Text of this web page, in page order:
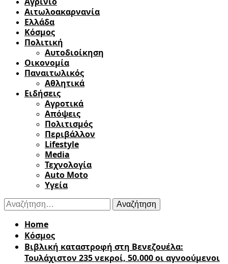
Αιτωλοακαρνανία
Ελλάδα
Κόσμος
Πολιτική
Αυτοδιοίκηση
Οικονομία
Παναιτωλικός
Αθλητικά
Ειδήσεις
Αγροτικά
Απόψεις
Πολιτισμός
Περιβάλλον
Lifestyle
Media
Τεχνολογία
Auto Moto
Υγεία
Αναζήτηση
για:
Home
Κόσμος
Βιβλική καταστροφή στη Βενεζουέλα:
Τουλάχιστον 235 νεκροί, 50.000 οι αγνοούμενοι